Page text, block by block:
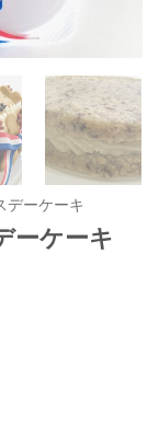
デーケーキ
ーケーキ